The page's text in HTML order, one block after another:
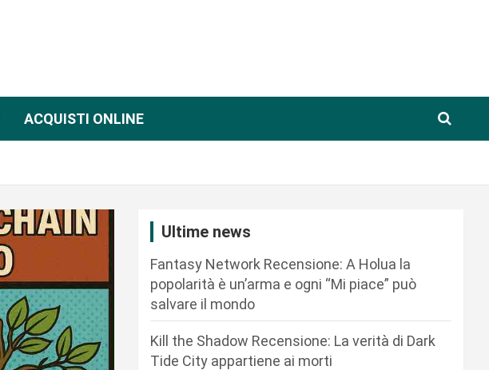
ACQUISTI ONLINE
Ultime news
Fantasy Network Recensione: A Holua la
popolarità è un’arma e ogni “Mi piace” può
salvare il mondo
Kill the Shadow Recensione: La verità di Dark
Tide City appartiene ai morti